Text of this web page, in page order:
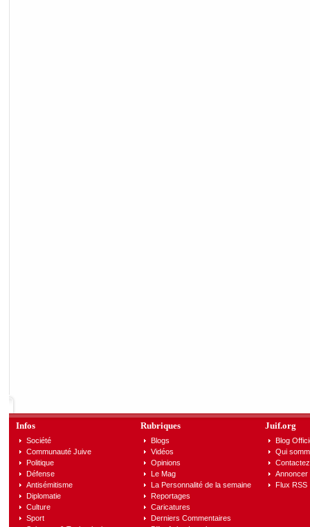
Infos
Société
Communauté Juive
Politique
Défense
Antisémitisme
Diplomatie
Culture
Sport
Rubriques
Blogs
Vidéos
Opinions
Le Mag
La Personnalité de la semaine
Reportages
Caricatures
Derniers Commentaires
Juif.org
Blog
Qui
Annoncer
Flux RSS